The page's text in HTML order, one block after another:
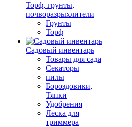
Торф, грунты,
почворазрыхлители
Грунты
Торф
Садовый инвентарь
Товары для сада
Секаторы
пилы
Бороздовики,
Тяпки
Удобрения
Леска для
триммера